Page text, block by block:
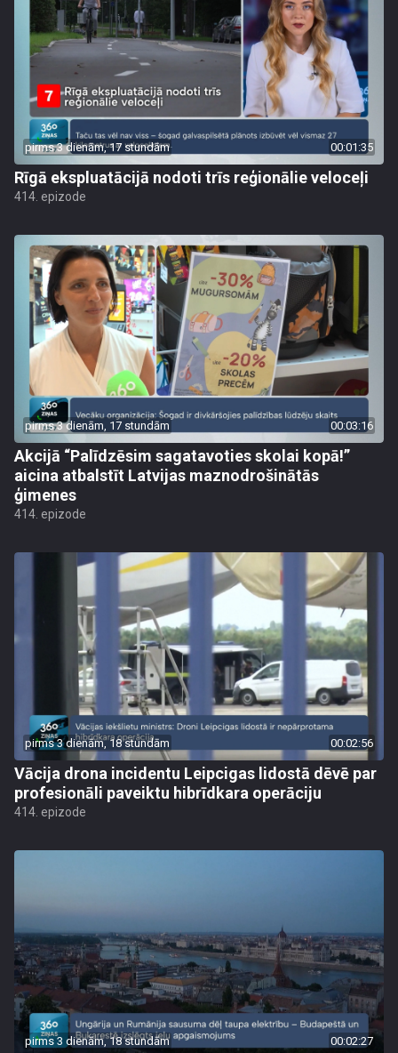
pirms 3 dienām, 17 stundām 00:01:35
Rīgā ekspluatācijā nodoti trīs reģionālie veloceļi
414. epizode
pirms 3 dienām, 17 stundām 00:03:16
Akcijā “Palīdzēsim sagatavoties skolai kopā!”
aicina atbalstīt Latvijas maznodrošinātās
ģimenes
414. epizode
pirms 3 dienām, 18 stundām 00:02:56
Vācija drona incidentu Leipcigas lidostā dēvē par
profesionāli paveiktu hibrīdkara operāciju
414. epizode
pirms 3 dienām, 18 stundām 00:02:27